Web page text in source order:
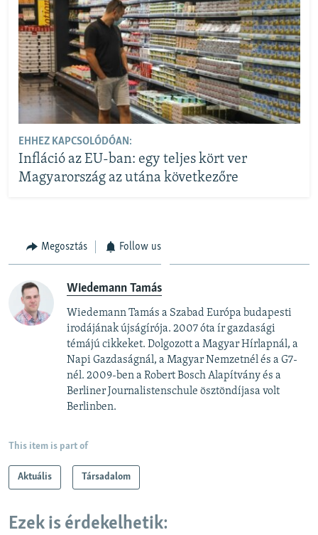
EHHEZ KAPCSOLÓDÓAN:
Infláció az EU-ban: egy teljes kört ver
Magyarország az utána következőre
Megosztás Follow us
Wiedemann Tamás
Wiedemann Tamás a Szabad Európa budapesti
irodájának újságírója. 2007 óta ír gazdasági
témájú cikkeket. Dolgozott a Magyar Hírlapnál, a
Napi Gazdaságnál, a Magyar Nemzetnél és a G7-
nél. 2009-ben a Robert Bosch Alapítvány és a
Berliner Journalistenschule ösztöndíjasa volt
Berlinben.
This item is part of
Aktuális Társadalom
Ezek is érdekelhetik: